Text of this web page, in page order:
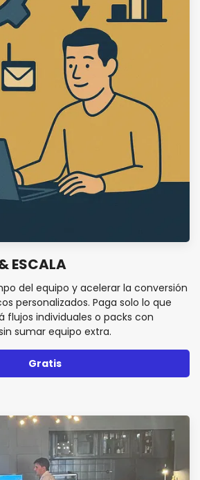
ESCALA
del equipo y acelerar la conversión
personalizados. Paga solo lo que
flujos individuales o packs con
sumar equipo extra.
Gratis